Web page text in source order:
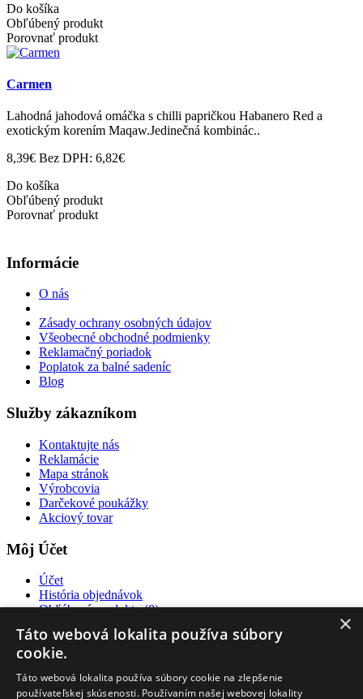
Do košíka
Obľúbený produkt
Porovnať produkt
Carmen
Lahodná jahodová omáčka s chilli papričkou Habanero Red a
exotickým korením Maqaw.Jedinečná kombinác..
8,39€ Bez DPH: 6,82€
Do košíka
Obľúbený produkt
Porovnať produkt
Informácie
O nás
Zásady ochrany osobných údajov
Všeobecné obchodné podmienky
Reklamačný poriadok
Poplatok za balné sadeníc
Blog
Služby zákazníkom
Kontaktujte nás
Reklamácie
Mapa stránok
Výrobcovia
Darčekové poukážky
Akciový tovar
Môj Účet
Účet
História objednávok
Obľúbené produkty (0)
×
Táto webová lokalita používa súbory
cookie.
Táto webová lokalita používa súbory cookie na zlepšenie
používateľskej skúsenosti. Používaním našej webovej lokality